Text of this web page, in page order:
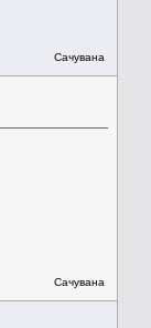
Сачувана
Сачувана